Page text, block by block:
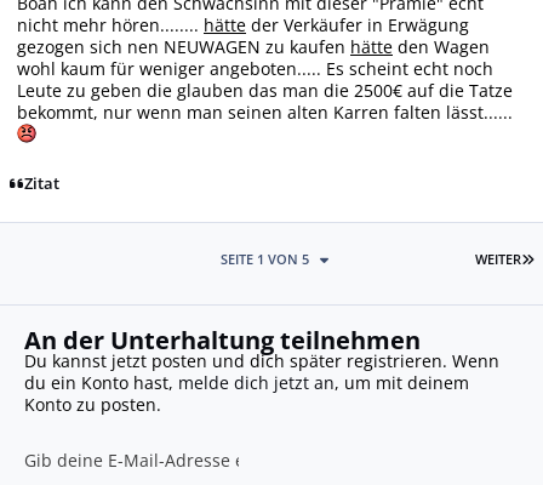
nicht mehr hören........ hätte der Verkäufer in Erwägung
gezogen sich nen NEUWAGEN zu kaufen hätte den Wagen
wohl kaum für weniger angeboten..... Es scheint echt noch
Leute zu geben die glauben das man die 2500€ auf die Tatze
bekommt, nur wenn man seinen alten Karren falten lässt......
Zitat
WEITER
SEITE 1 VON 5
An der Unterhaltung teilnehmen
Du kannst jetzt posten und dich später registrieren. Wenn
du ein Konto hast, melde dich jetzt an, um mit deinem
Konto zu posten.